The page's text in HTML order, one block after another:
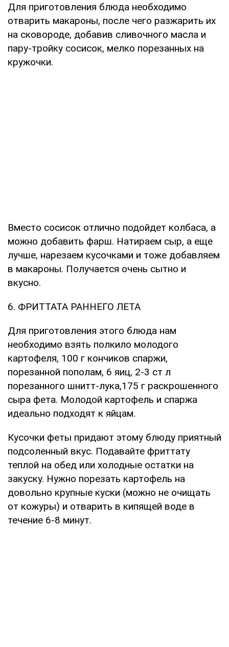
Для приготовления блюда необходимо
отварить макароны, после чего разжарить их
на сковороде, добавив сливочного масла и
пару-тройку сосисок, мелко порезанных на
кружочки.
Вместо сосисок отлично подойдет колбаса, а
можно добавить фарш. Натираем сыр, а еще
лучше, нарезаем кусочками и тоже добавляем
в макароны. Получается очень сытно и
вкусно.
6. ФРИТТАТА РАННЕГО ЛЕТА
Для приготовления этого блюда нам
необходимо взять полкило молодого
картофеля, 100 г кончиков спаржи,
порезанной пополам, 6 яиц, 2-3 ст л
порезанного шнитт-лука,175 г раскрошенного
сыра фета. Молодой картофель и спаржа
идеально подходят к яйцам.
Кусочки феты придают этому блюду приятный
подсоленный вкус. Подавайте фриттату
теплой на обед или холодные остатки на
закуску. Нужно порезать картофель на
довольно крупные куски (можно не очищать
от кожуры) и отварить в кипящей воде в
течение 6-8 минут.